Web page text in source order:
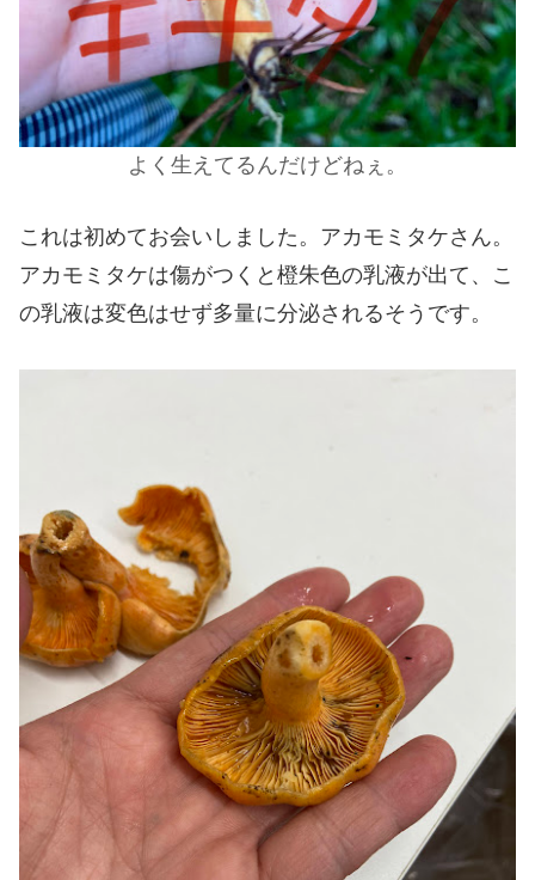
よく生えてるんだけどねぇ。
これは初めてお会いしました。アカモミタケさん。
アカモミタケは傷がつくと橙朱色の乳液が出て、こ
の乳液は変色はせず多量に分泌されるそうです。